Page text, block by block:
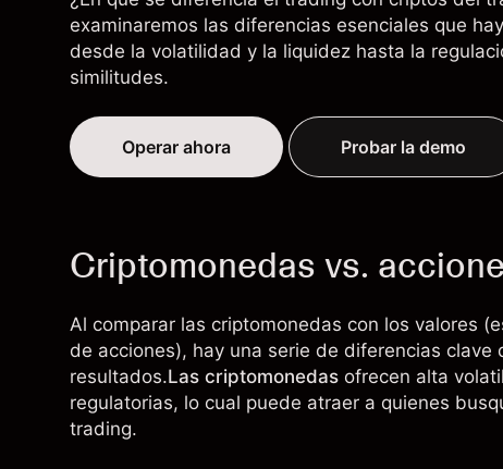
examinaremos las diferencias esenciales que
desde la volatilidad y la liquidez hasta la
similitudes.
Operar ahora Probar la demo
Criptomonedas vs.
Al comparar las criptomonedas con los valores
de acciones), hay una serie de diferencias
resultados.Las criptomonedas ofrecen alta
regulatorias, lo cual puede atraer a quienes
trading.